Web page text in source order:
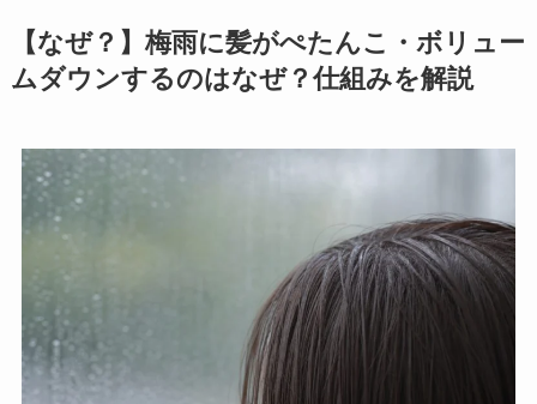
【なぜ？】梅雨に髪がぺたんこ・ボリュー
ムダウンするのはなぜ？仕組みを解説